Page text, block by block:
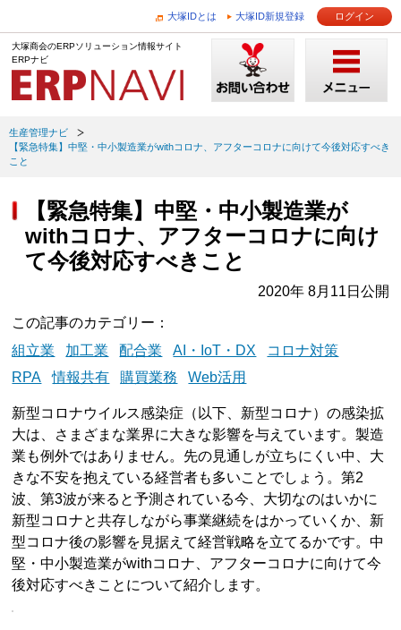
大塚IDとは 大塚ID新規登録 ログイン
大塚商会のERPソリューション情報サイト
ERPナビ
生産管理ナビ
【緊急特集】中堅・中小製造業がwithコロナ、アフターコロナに向けて今後対応すべき
こと
【緊急特集】中堅・中小製造業が
withコロナ、アフターコロナに向け
て今後対応すべきこと
2020年 8月11日公開
この記事のカテゴリー
組立業
加工業 配合業 AI・IoT・DX
コロナ対策
RPA
情報共有 購買業務 Web活用
新型コロナウイルス感染症（以下、新型コロナ）の感染拡
大は、さまざまな業界に大きな影響を与えています。製造
業も例外ではありません。先の見通しが立ちにくい中、大
きな不安を抱えている経営者も多いことでしょう。第2
波、第3波が来ると予測されている今、大切なのはいかに
新型コロナと共存しながら事業継続をはかっていくか、新
型コロナ後の影響を見据えて経営戦略を立てるかです。中
堅・中小製造業がwithコロナ、アフターコロナに向けて今
後対応すべきことについて紹介します。